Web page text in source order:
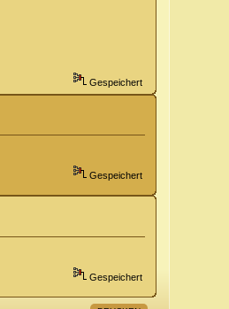
Gespeichert
Gespeichert
Gespeichert